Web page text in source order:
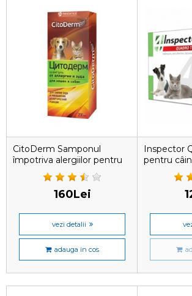
CitoDerm Samponul
împotriva alergiilor pentru
câini și pisici, 200 ml
160Lei
vezi detalii
adauga in cos
Inspector
pentru
1 tabletă